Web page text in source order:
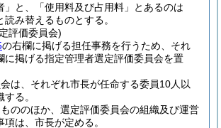
」と、「使用料及び占用料」とあるのは
読み替えるものとする。
評価委員会)
の右欄に掲げる担任事務を行うため、それ
に掲げる指定管理者選定評価委員会を置
は、それぞれ市長が任命する委員10人以
る。
ののほか、選定評価委員会の組織及び運営
は、市長が定める。